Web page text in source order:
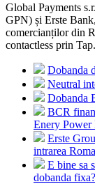
Global Payments
GPN) și Erste
comercianților din
contactless prin
Dobanda
Neutral
Dobanda
BCR
Enery
Erste
intrarea
E bine sa
dobanda